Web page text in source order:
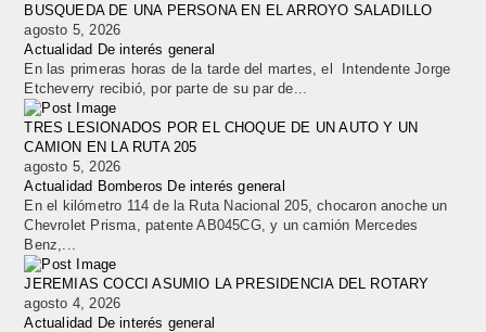
BUSQUEDA DE UNA PERSONA EN EL ARROYO SALADILLO
agosto 5, 2026
Actualidad De interés general
En las primeras horas de la tarde del martes, el Intendente Jorge
Etcheverry recibió, por parte de su par de...
TRES LESIONADOS POR EL CHOQUE DE UN AUTO Y UN
CAMION EN LA RUTA 205
agosto 5, 2026
Actualidad Bomberos De interés general
En el kilómetro 114 de la Ruta Nacional 205, chocaron anoche un
Chevrolet Prisma, patente AB045CG, y un camión Mercedes
Benz,...
JEREMIAS COCCI ASUMIO LA PRESIDENCIA DEL ROTARY
agosto 4, 2026
Actualidad De interés general